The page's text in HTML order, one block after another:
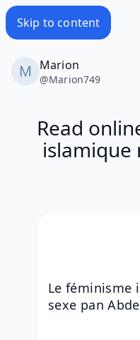
Skip to content
Marion
@Marion749
Read
islamique
Le féminisme
sexe pan